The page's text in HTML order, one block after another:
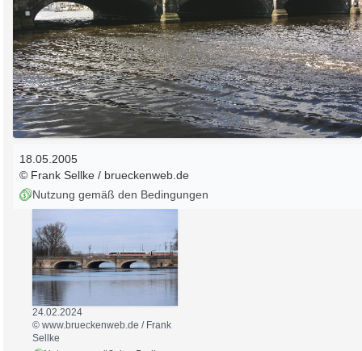
18.05.2005
© Frank Sellke / brueckenweb.de
Nutzung gemäß den Bedingungen
24.02.2024
© www.brueckenweb.de / Frank
Sellke